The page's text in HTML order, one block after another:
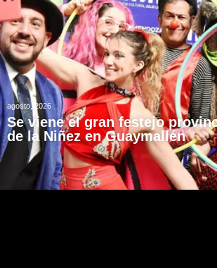
agosto, 2026
Se viene el gran festejo
de la Niñez en Guaymallén